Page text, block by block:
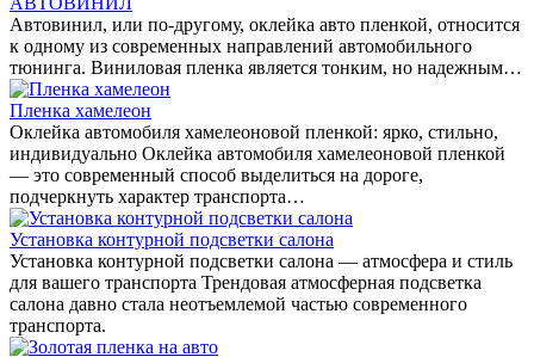
Автовинил, или по-другому, оклейка авто пленкой, относится
к одному из современных направлений автомобильного
тюнинга. Виниловая пленка является тонким, но надежным…
Пленка хамелеон
Оклейка автомобиля хамелеоновой пленкой: ярко, стильно,
индивидуально Оклейка автомобиля хамелеоновой пленкой
— это современный способ выделиться на дороге,
подчеркнуть характер транспорта…
Установка контурной подсветки салона
Установка контурной подсветки салона — атмосфера и стиль
для вашего транспорта Трендовая атмосферная подсветка
салона давно стала неотъемлемой частью современного
транспорта.